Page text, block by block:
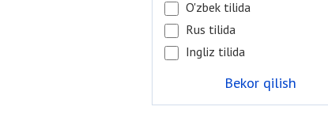
O'zbek tilida
Rus tilida
Ingliz tilida
Bekor qilish